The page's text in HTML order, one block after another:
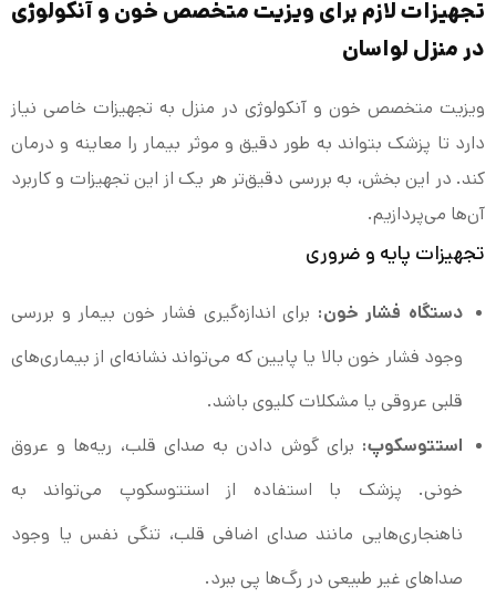
تجهیزات لازم برای ویزیت متخصص خون و آنکولوژی
در منزل لواسان
ویزیت متخصص خون و آنکولوژی در منزل به تجهیزات خاصی نیاز
دارد تا پزشک بتواند به طور دقیق و موثر بیمار را معاینه و درمان
کند. در این بخش، به بررسی دقیق‌تر هر یک از این تجهیزات و کاربرد
آن‌ها می‌پردازیم.
تجهیزات پایه و ضروری
دستگاه فشار خون:برای اندازه‌گیری فشار خون بیمار و بررسی
وجود فشار خون بالا یا پایین که می‌تواند نشانه‌ای از بیماری‌های
قلبی عروقی یا مشکلات کلیوی باشد.
استتوسکوپ:برای گوش دادن به صدای قلب، ریه‌ها و عروق
خونی. پزشک با استفاده از استتوسکوپ می‌تواند به
ناهنجاری‌هایی مانند صدای اضافی قلب، تنگی نفس یا وجود
صداهای غیر طبیعی در رگ‌ها پی ببرد.